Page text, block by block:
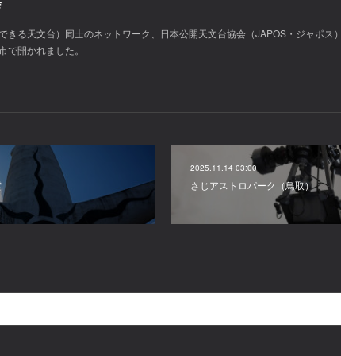
きる天文台）同士のネットワーク、日本公開天文台協会（JAPOS・ジャポス
開かれました。
2025.11.14 03:00
さじアストロパーク（鳥取）